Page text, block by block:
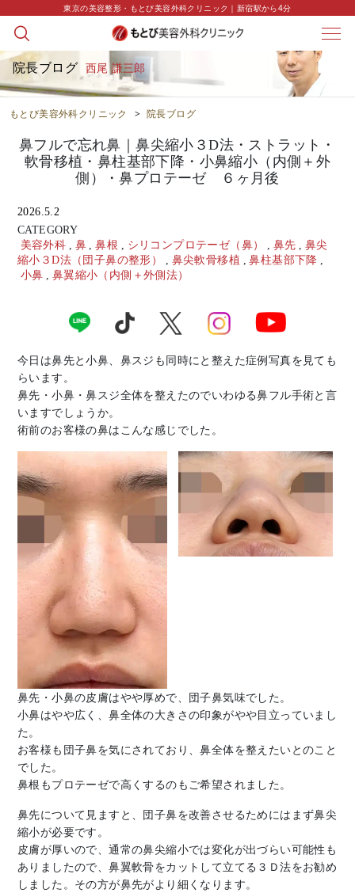
東京の美容整形・もとび美容外科クリニック｜新宿駅から4分
院長ブログ 西尾 謙三郎
もとび美容外科クリニック > 院長ブログ
鼻フルで忘れ鼻｜鼻尖縮小３D法・ストラット・
軟骨移植・鼻柱基部下降・小鼻縮小（内側＋外
側）・鼻プロテーゼ ６ヶ月後
2026.5.2
CATEGORY
美容外科
鼻 鼻根 シリコンプロテーゼ（鼻） 鼻先
鼻尖
縮小３D法（団子鼻の整形）
鼻尖軟骨移植 鼻柱基部下降
小鼻
鼻翼縮小（内側＋外側法）
今日は鼻先と小鼻、鼻スジも同時にと整えた症例写真を見ても
らいます。
鼻先・小鼻・鼻スジ全体を整えたのでいわゆる鼻フル手術と言
いますでしょうか。
術前のお客様の鼻はこんな感じでした。
鼻先・小鼻の皮膚はやや厚めで、団子鼻気味でした。
小鼻はやや広く、鼻全体の大きさの印象がやや目立っていまし
た。
お客様も団子鼻を気にされており、鼻全体を整えたいとのこと
でした。
鼻根もプロテーゼで高くするのもご希望されました。
鼻先について見ますと、団子鼻を改善させるためにはまず鼻尖
縮小が必要です。
皮膚が厚いので、通常の鼻尖縮小では変化が出づらい可能性も
ありましたので、鼻翼軟骨をカットして立てる３Ｄ法をお勧め
しました。その方が鼻先がより細くなります。